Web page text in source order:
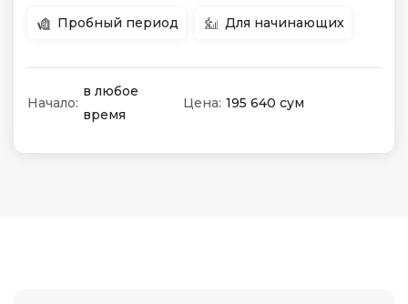
Пробный период Для начинающих
Начало:
в любое
время
Цена: 195 640 сум